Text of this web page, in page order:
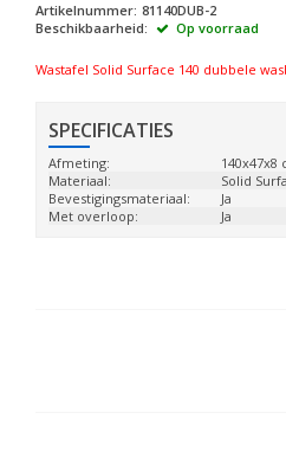
Artikelnummer: 81140DUB-2
Beschikbaarheid:
Op voorraad
Wastafel Solid Surface 140 dubbele
SPECIFICATIES
Afmeting:
140x47x8
Materiaal:
Solid
Bevestigingsmateriaal:
Ja
Met overloop:
Ja